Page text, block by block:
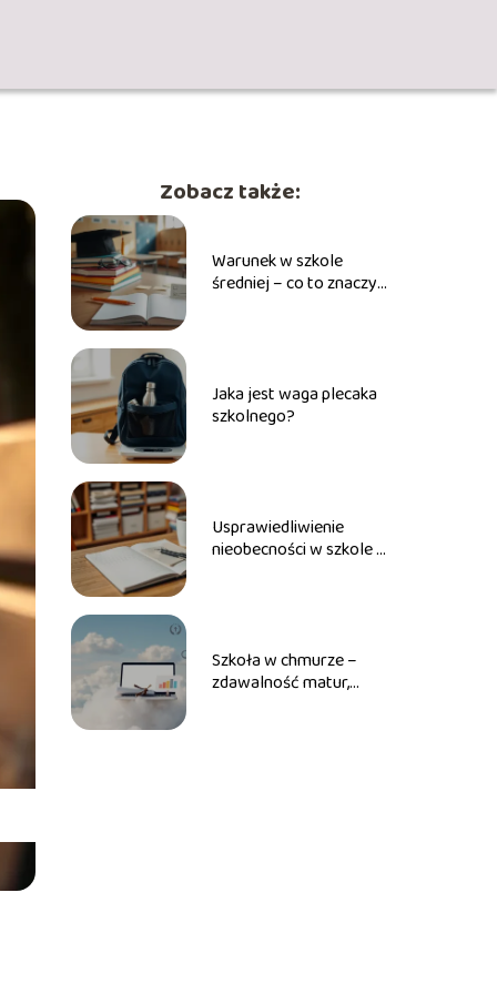
Zobacz także:
Warunek w szkole
średniej – co to znaczy i
Jaka jest waga plecaka
szkolnego?
Usprawiedliwienie
nieobecności w szkole –
Szkoła w chmurze –
zdawalność matur,